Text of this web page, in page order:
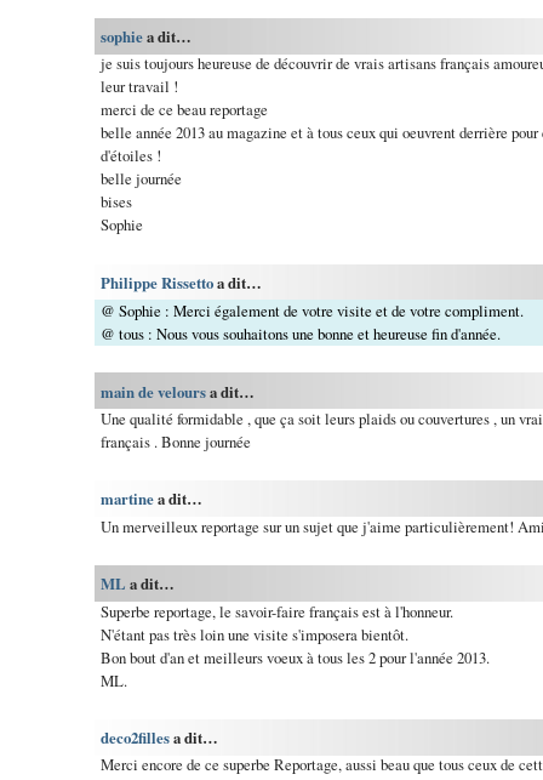
sophiea dit…
je suis toujours heureuse de découvrir de vrais artisans français
leur travail !
merci de ce beau reportage
belle année 2013 au magazine et à tous ceux qui oeuvrent derrière
d'étoiles !
belle journée
bises
Sophie
Philippe Rissettoa dit…
@ Sophie : Merci également de votre visite et de votre compliment.
@ tous : Nous vous souhaitons une bonne et heureuse fin d'année.
main de veloursa dit…
Une qualité formidable , que ça soit leurs plaids ou couvertures , un
français . Bonne journée
martinea dit…
Un merveilleux reportage sur un sujet que j'aime particulièrement!
ML a dit…
Superbe reportage, le savoir-faire français est à l'honneur.
N'étant pas très loin une visite s'imposera bientôt.
Bon bout d'an et meilleurs voeux à tous les 2 pour l'année 2013.
ML.
deco2fillesa dit…
Merci encore de ce superbe Reportage, aussi beau que tous ceux de